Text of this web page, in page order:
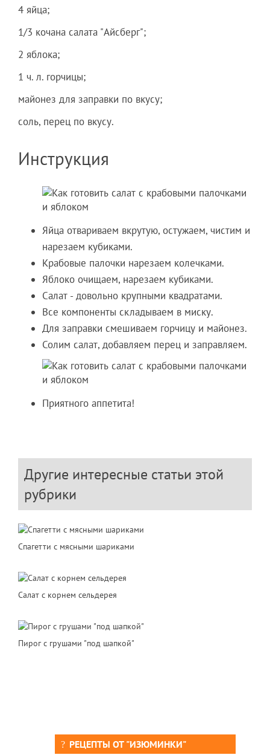
4 яйца;
1/3 кочана салата "Айсберг";
2 яблока;
1 ч. л. горчицы;
майонез для заправки по вкусу;
соль, перец по вкусу.
Инструкция
Яйца отвариваем вкрутую, остужаем, чистим и
нарезаем кубиками.
Крабовые палочки нарезаем колечками.
Яблоко очищаем, нарезаем кубиками.
Салат - довольно крупными квадратами.
Все компоненты складываем в миску.
Для заправки смешиваем горчицу и майонез.
Солим салат, добавляем перец и заправляем.
Приятного аппетита!
Другие интересные статьи этой
рубрики
Спагетти с мясными шариками
Салат с корнем сельдерея
Пирог с грушами "под шапкой"
РЕЦЕПТЫ ОТ "ИЗЮМИНКИ"